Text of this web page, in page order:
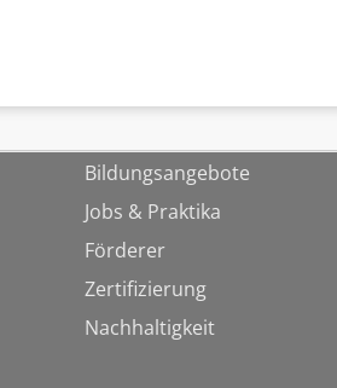
Bildungsangebote
Jobs & Praktika
Förderer
Zertifizierung
Nachhaltigkeit